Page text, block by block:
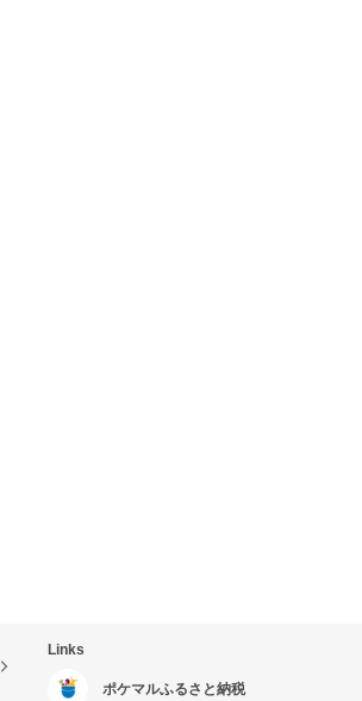
Links
ポケマルふるさと納税